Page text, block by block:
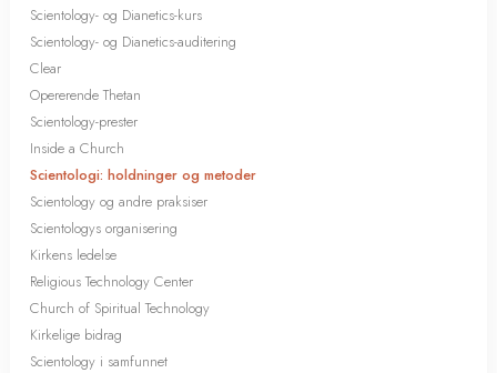
Scientology- og Dianetics-kurs
Scientology- og Dianetics-auditering
Clear
Opererende Thetan
Scientology-prester
Inside a Church
Scientologi: holdninger og metoder
Scientology og andre praksiser
Scientologys organisering
Kirkens ledelse
Religious Technology Center
Church of Spiritual Technology
Kirkelige bidrag
Scientology i samfunnet